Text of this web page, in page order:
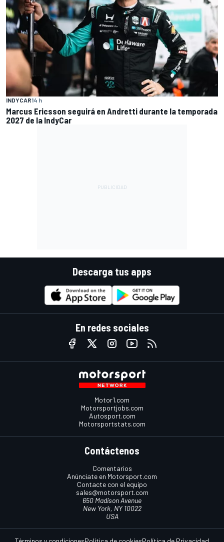
INDYCAR14 h
Marcus Ericsson seguirá en Andretti durante la temporada
2027 de la IndyCar
Descarga tus apps
En redes sociales
Motor1.com
Motorsportjobs.com
Autosport.com
Motorsportstats.com
Contáctenos
Comentarios
Anúnciate en Motorsport.com
Contacte con el equipo
sales@motorsport.com
650 Madison Avenue
New York, NY 10022
USA